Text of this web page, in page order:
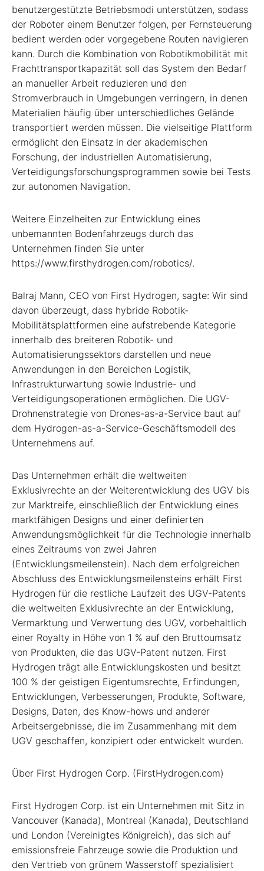
benutzergestützte Betriebsmodi unterstützen, sodass
der Roboter einem Benutzer folgen, per Fernsteuerung
bedient werden oder vorgegebene Routen navigieren
kann. Durch die Kombination von Robotikmobilität mit
Frachttransportkapazität soll das System den Bedarf
an manueller Arbeit reduzieren und den
Stromverbrauch in Umgebungen verringern, in denen
Materialien häufig über unterschiedliches Gelände
transportiert werden müssen. Die vielseitige Plattform
ermöglicht den Einsatz in der akademischen
Forschung, der industriellen Automatisierung,
Verteidigungsforschungsprogrammen sowie bei Tests
zur autonomen Navigation.
Weitere Einzelheiten zur Entwicklung eines
unbemannten Bodenfahrzeugs durch das
Unternehmen finden Sie unter
https://www.firsthydrogen.com/robotics/.
Balraj Mann, CEO von First Hydrogen, sagte: Wir sind
davon überzeugt, dass hybride Robotik-
Mobilitätsplattformen eine aufstrebende Kategorie
innerhalb des breiteren Robotik- und
Automatisierungssektors darstellen und neue
Anwendungen in den Bereichen Logistik,
Infrastrukturwartung sowie Industrie- und
Verteidigungsoperationen ermöglichen. Die UGV-
Drohnenstrategie von Drones-as-a-Service baut auf
dem Hydrogen-as-a-Service-Geschäftsmodell des
Unternehmens auf.
Das Unternehmen erhält die weltweiten
Exklusivrechte an der Weiterentwicklung des UGV bis
zur Marktreife, einschließlich der Entwicklung eines
marktfähigen Designs und einer definierten
Anwendungsmöglichkeit für die Technologie innerhalb
eines Zeitraums von zwei Jahren
(Entwicklungsmeilenstein). Nach dem erfolgreichen
Abschluss des Entwicklungsmeilensteins erhält First
Hydrogen für die restliche Laufzeit des UGV-Patents
die weltweiten Exklusivrechte an der Entwicklung,
Vermarktung und Verwertung des UGV, vorbehaltlich
einer Royalty in Höhe von 1 % auf den Bruttoumsatz
von Produkten, die das UGV-Patent nutzen. First
Hydrogen trägt alle Entwicklungskosten und besitzt
100 % der geistigen Eigentumsrechte, Erfindungen,
Entwicklungen, Verbesserungen, Produkte, Software,
Designs, Daten, des Know-hows und anderer
Arbeitsergebnisse, die im Zusammenhang mit dem
UGV geschaffen, konzipiert oder entwickelt wurden.
Über First Hydrogen Corp. (FirstHydrogen.com)
First Hydrogen Corp. ist ein Unternehmen mit Sitz in
Vancouver (Kanada), Montreal (Kanada), Deutschland
und London (Vereinigtes Königreich), das sich auf
emissionsfreie Fahrzeuge sowie die Produktion und
den Vertrieb von grünem Wasserstoff spezialisiert